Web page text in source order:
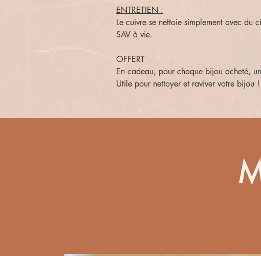
ENTRETIEN :
Le cuivre se nettoie simplement avec du
SAV à vie.
OFFERT
En cadeau, pour chaque bijou acheté,
Utile pour nettoyer et raviver votre bijou !